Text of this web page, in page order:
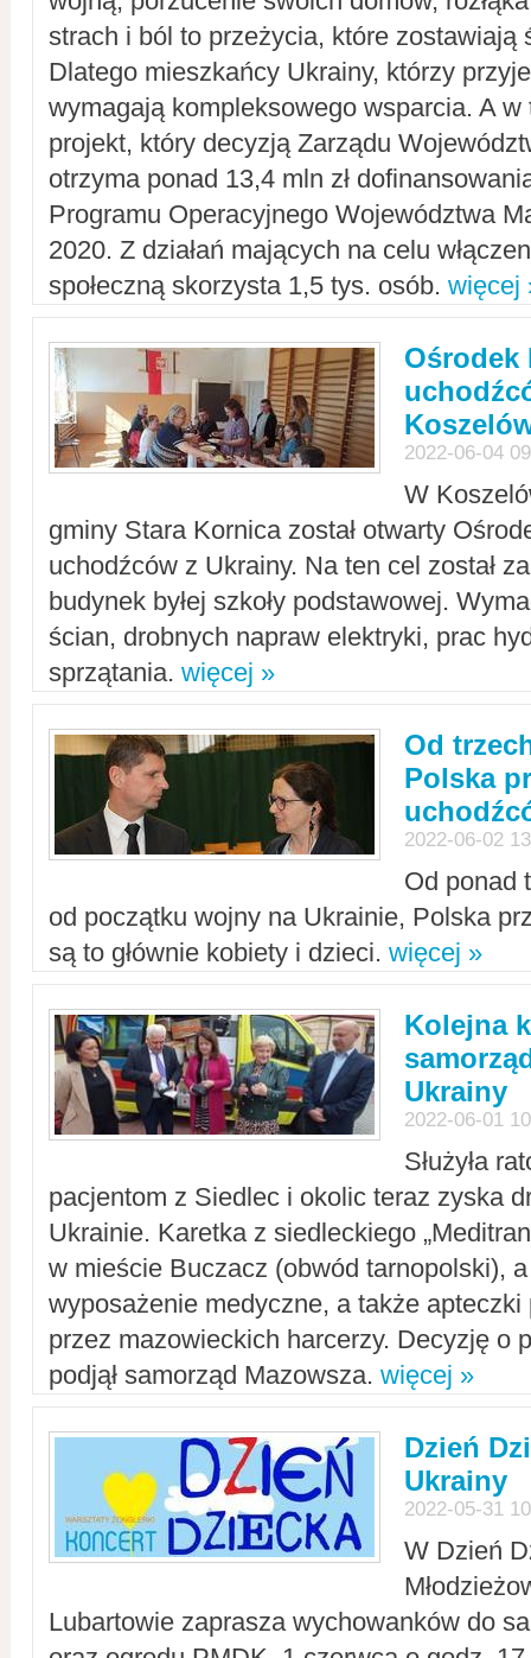
strach i ból to przeżycia, które zostawiają
Dlatego mieszkańcy Ukrainy, którzy
wymagają kompleksowego wsparcia. A w
projekt, który decyzją Zarządu
otrzyma ponad 13,4 mln zł
Programu Operacyjnego Województwa
2020. Z działań mających na celu
społeczną skorzysta 1,5 tys. osób. więcej
Ośrodek
2022-06-04
W
gminy Stara Kornica został otwarty
uchodźców z Ukrainy. Na ten cel został
budynek byłej szkoły podstawowej.
ścian, drobnych napraw elektryki, prac
sprzątania. więcej »
Od
Polska
2022-06-02
Od ponad
od początku wojny na Ukrainie, Polska
są to głównie kobiety i dzieci. więcej »
Kolejna
Ukrainy
2022-06-01
Służyła
pacjentom z Siedlec i okolic teraz zyska
Ukrainie. Karetka z siedleckiego
w mieście Buczacz (obwód tarnopolski),
wyposażenie medyczne, a także apteczki
przez mazowieckich harcerzy. Decyzję o
podjął samorząd Mazowsza. więcej »
Dzień
Ukrainy
2022-05-31
W Dzień
Lubartowie zaprasza wychowanków do